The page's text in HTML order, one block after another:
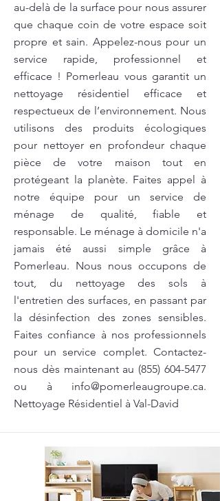
au-delà de la surface pour nous assurer
que chaque coin de votre espace soit
propre et sain. Appelez-nous pour un
service rapide, professionnel et
efficace ! Pomerleau vous garantit un
nettoyage résidentiel efficace et
respectueux de l’environnement. Nous
utilisons des produits écologiques
pour nettoyer en profondeur chaque
pièce de votre maison tout en
protégeant la planète. Faites appel à
notre équipe pour un service de
ménage de qualité, fiable et
responsable. Le ménage à domicile n'a
jamais été aussi simple grâce à
Pomerleau. Nous nous occupons de
tout, du nettoyage des sols à
l'entretien des surfaces, en passant par
la désinfection des zones sensibles.
Faites confiance à nos professionnels
pour un service complet. Contactez-
nous dès maintenant au (855) 604-5477
ou à info@pomerleaugroupe.ca.
Nettoyage Résidentiel à Val-David